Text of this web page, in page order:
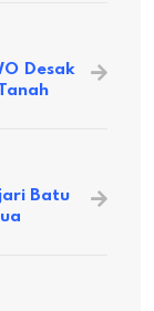
Desak
Batu